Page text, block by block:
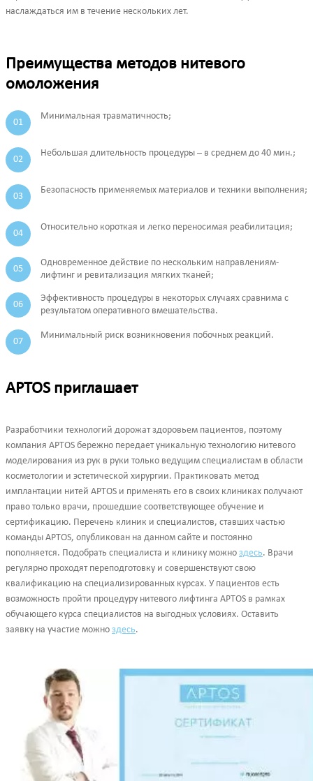
наслаждаться им в течение нескольких лет.
Преимущества методов нитевого
омоложения
Минимальная травматичность;
Небольшая длительность процедуры – в среднем до 40 мин.;
Безопасность применяемых материалов и техники выполнения;
Относительно короткая и легко переносимая реабилитация;
Одновременное действие по нескольким направлениям-
лифтинг и ревитализация мягких тканей;
Эффективность процедуры в некоторых случаях сравнима с
результатом оперативного вмешательства.
Минимальный риск возникновения побочных реакций.
APTOS приглашает
Разработчики технологий дорожат здоровьем пациентов, поэтому
компания APTOS бережно передает уникальную технологию нитевого
моделирования из рук в руки только ведущим специалистам в области
косметологии и эстетической хирургии. Практиковать метод
имплантации нитей APTOS и применять его в своих клиниках получают
право только врачи, прошедшие соответствующее обучение и
сертификацию. Перечень клиник и специалистов, ставших частью
команды APTOS, опубликован на данном сайте и постоянно
пополняется. Подобрать специалиста и клинику можно здесь. Врачи
регулярно проходят переподготовку и совершенствуют свою
квалификацию на специализированных курсах. У пациентов есть
возможность пройти процедуру нитевого лифтинга APTOS в рамках
обучающего курса специалистов на выгодных условиях. Оставить
заявку на участие можно здесь.